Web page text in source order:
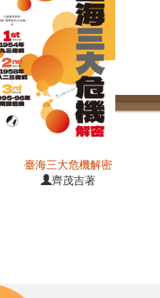
臺海三大危機解密
齊茂吉著